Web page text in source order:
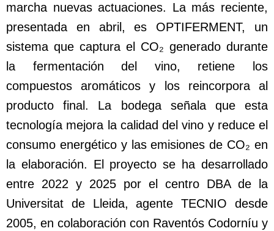
marcha nuevas actuaciones. La más reciente,
presentada en abril, es OPTIFERMENT, un
sistema que captura el CO₂ generado durante
la fermentación del vino, retiene los
compuestos aromáticos y los reincorpora al
producto final. La bodega señala que esta
tecnología mejora la calidad del vino y reduce el
consumo energético y las emisiones de CO₂ en
la elaboración. El proyecto se ha desarrollado
entre 2022 y 2025 por el centro DBA de la
Universitat de Lleida, agente TECNIO desde
2005, en colaboración con Raventós Codorníu y